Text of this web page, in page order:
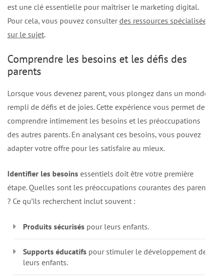
est une clé essentielle pour maîtriser le marketing digital.
Pour cela, vous pouvez consulterdes ressources spécialisées
sur le sujet.
Comprendre les besoins et les défis des
parents
Lorsque vous devenez parent, vous plongez dans un monde
rempli de défis et de joies. Cette expérience vous permet de
comprendre intimement les besoins et les préoccupations
des autres parents. En analysant ces besoins, vous pouvez
adapter votre offre pour les satisfaire au mieux.
Identifier les besoins essentiels doit être votre première
étape. Quelles sont les préoccupations courantes des parents
? Ce qu’ils recherchent inclut souvent :
Produits sécurisés pour leurs enfants.
Supports éducatifs pour stimuler le développement de
leurs enfants.